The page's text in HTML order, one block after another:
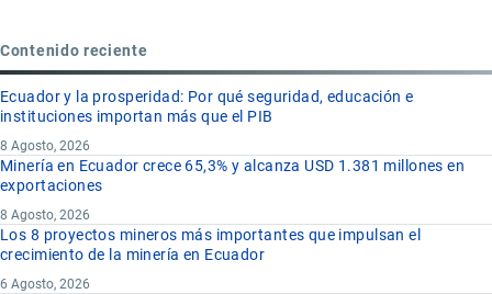
Contenido reciente
Ecuador y la prosperidad: Por qué seguridad, educación e
instituciones importan más que el PIB
8 Agosto, 2026
Minería en Ecuador crece 65,3% y alcanza USD 1.381 millones en
exportaciones
8 Agosto, 2026
Los 8 proyectos mineros más importantes que impulsan el
crecimiento de la minería en Ecuador
6 Agosto, 2026